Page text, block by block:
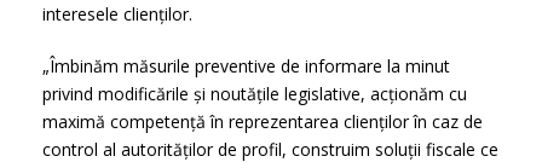
interesele clienților.
„Îmbinăm măsurile preventive de informare la minut
privind modificările și noutățile legislative, acționăm cu
maximă competență în reprezentarea clienților în caz de
control al autorităților de profil, construim soluții fiscale ce